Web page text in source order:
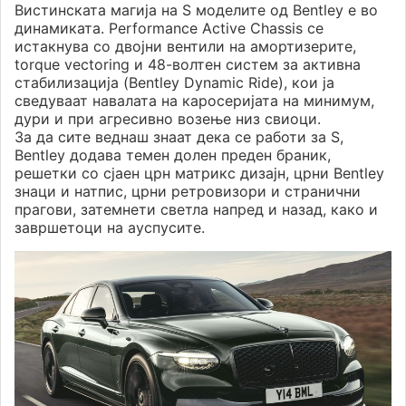
Вистинската магија на S моделите од Bentley е во
динамиката. Performance Active Chassis се
истакнува со двојни вентили на амортизерите,
torque vectoring и 48-волтен систем за активна
стабилизација (Bentley Dynamic Ride), кои ја
сведуваат навалата на каросеријата на минимум,
дури и при агресивно возење низ свиоци.
За да сите веднаш знаат дека се работи за S,
Bentley додава темен долен преден браник,
решетки со сјаен црн матрикс дизајн, црни Bentley
знаци и натпис, црни ретровизори и странични
прагови, затемнети светла напред и назад, како и
завршетоци на ауспусите.